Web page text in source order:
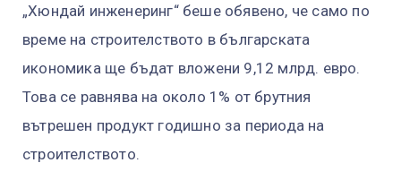
„Хюндай инженеринг“ беше обявено, че само по
време на строителството в българската
икономика ще бъдат вложени 9,12 млрд. евро.
Това се равнява на около 1% от брутния
вътрешен продукт годишно за периода на
строителството.